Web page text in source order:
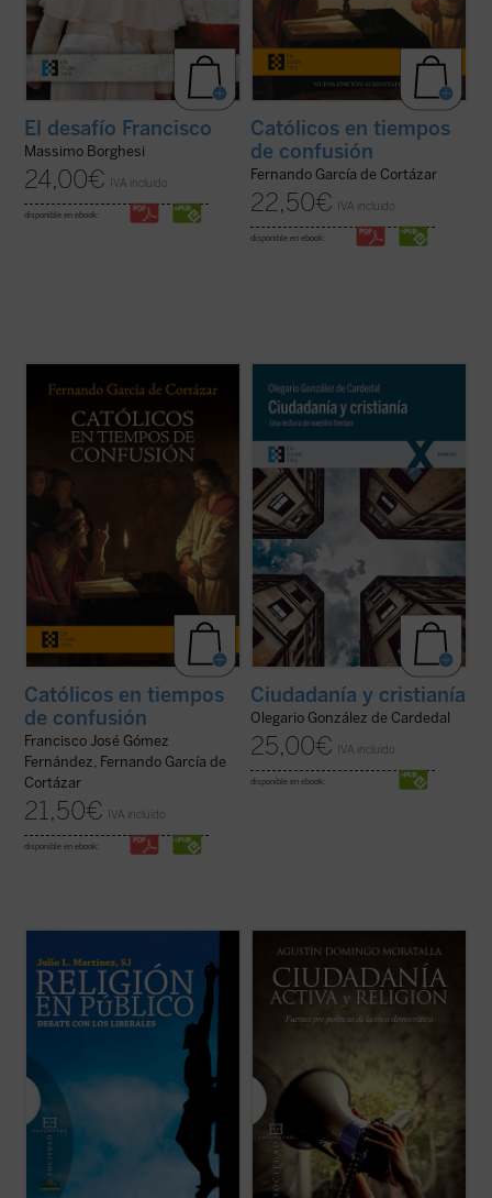
El desafío Francisco
Massimo Borghesi
24,00€ IVA incluido
disponible en ebook:
Católicos en tiempos
de confusión
Fernando García de Cortázar
22,50€ IVA incluido
disponible en ebook:
manifiesto a favor de que el humanismo de
tradición cristiana vuelva a ser la
referencia que nos defina, de tal forma que
nuestros valores, los propios de la
civilización occidental, recuperen su ...
Católicos en tiempos
de confusión
Francisco José Gómez
Fernández, Fernando García de
Cortázar
21,50€ IVA incluido
disponible en ebook:
Joseph Ratzinger 2011, reflexiona aquí
sobre las actuales relaciones entre
Humanidad, ciudadanía y cristianía,
configuración personal de un hombre por
las realidades ...(ver ficha)
Ciudadanía y cristianía
Olegario González de Cardedal
25,00€ IVA incluido
disponible en ebook:
presencia pública de la religión estudiando
una tradición ---la liberal---, que ha sido
determinante en los últimos siglos del
pensamiento occidental. Es una corriente
que, si entre los siglos XVII ...(ver ficha)
Uno de los problemas más importantes de
papel que desempeñan las religiones en la
esfera pública. Con la pretensión de
superar posiciones confesionalistas o
laicistas, la filosofía moral y ... (ver ficha)